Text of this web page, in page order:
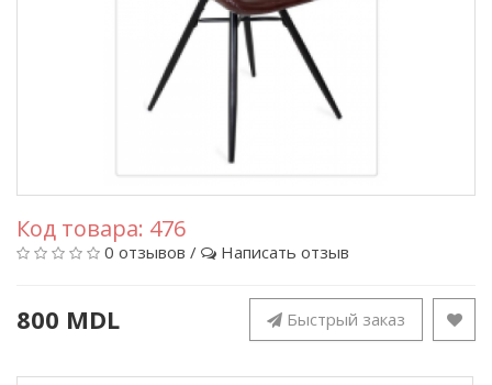
Код товара: 476
0 отзывов / Написать отзыв
800 MDL Быстрый заказ